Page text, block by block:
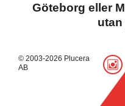
Göteborg eller
© 2003-2026 Plucera
AB